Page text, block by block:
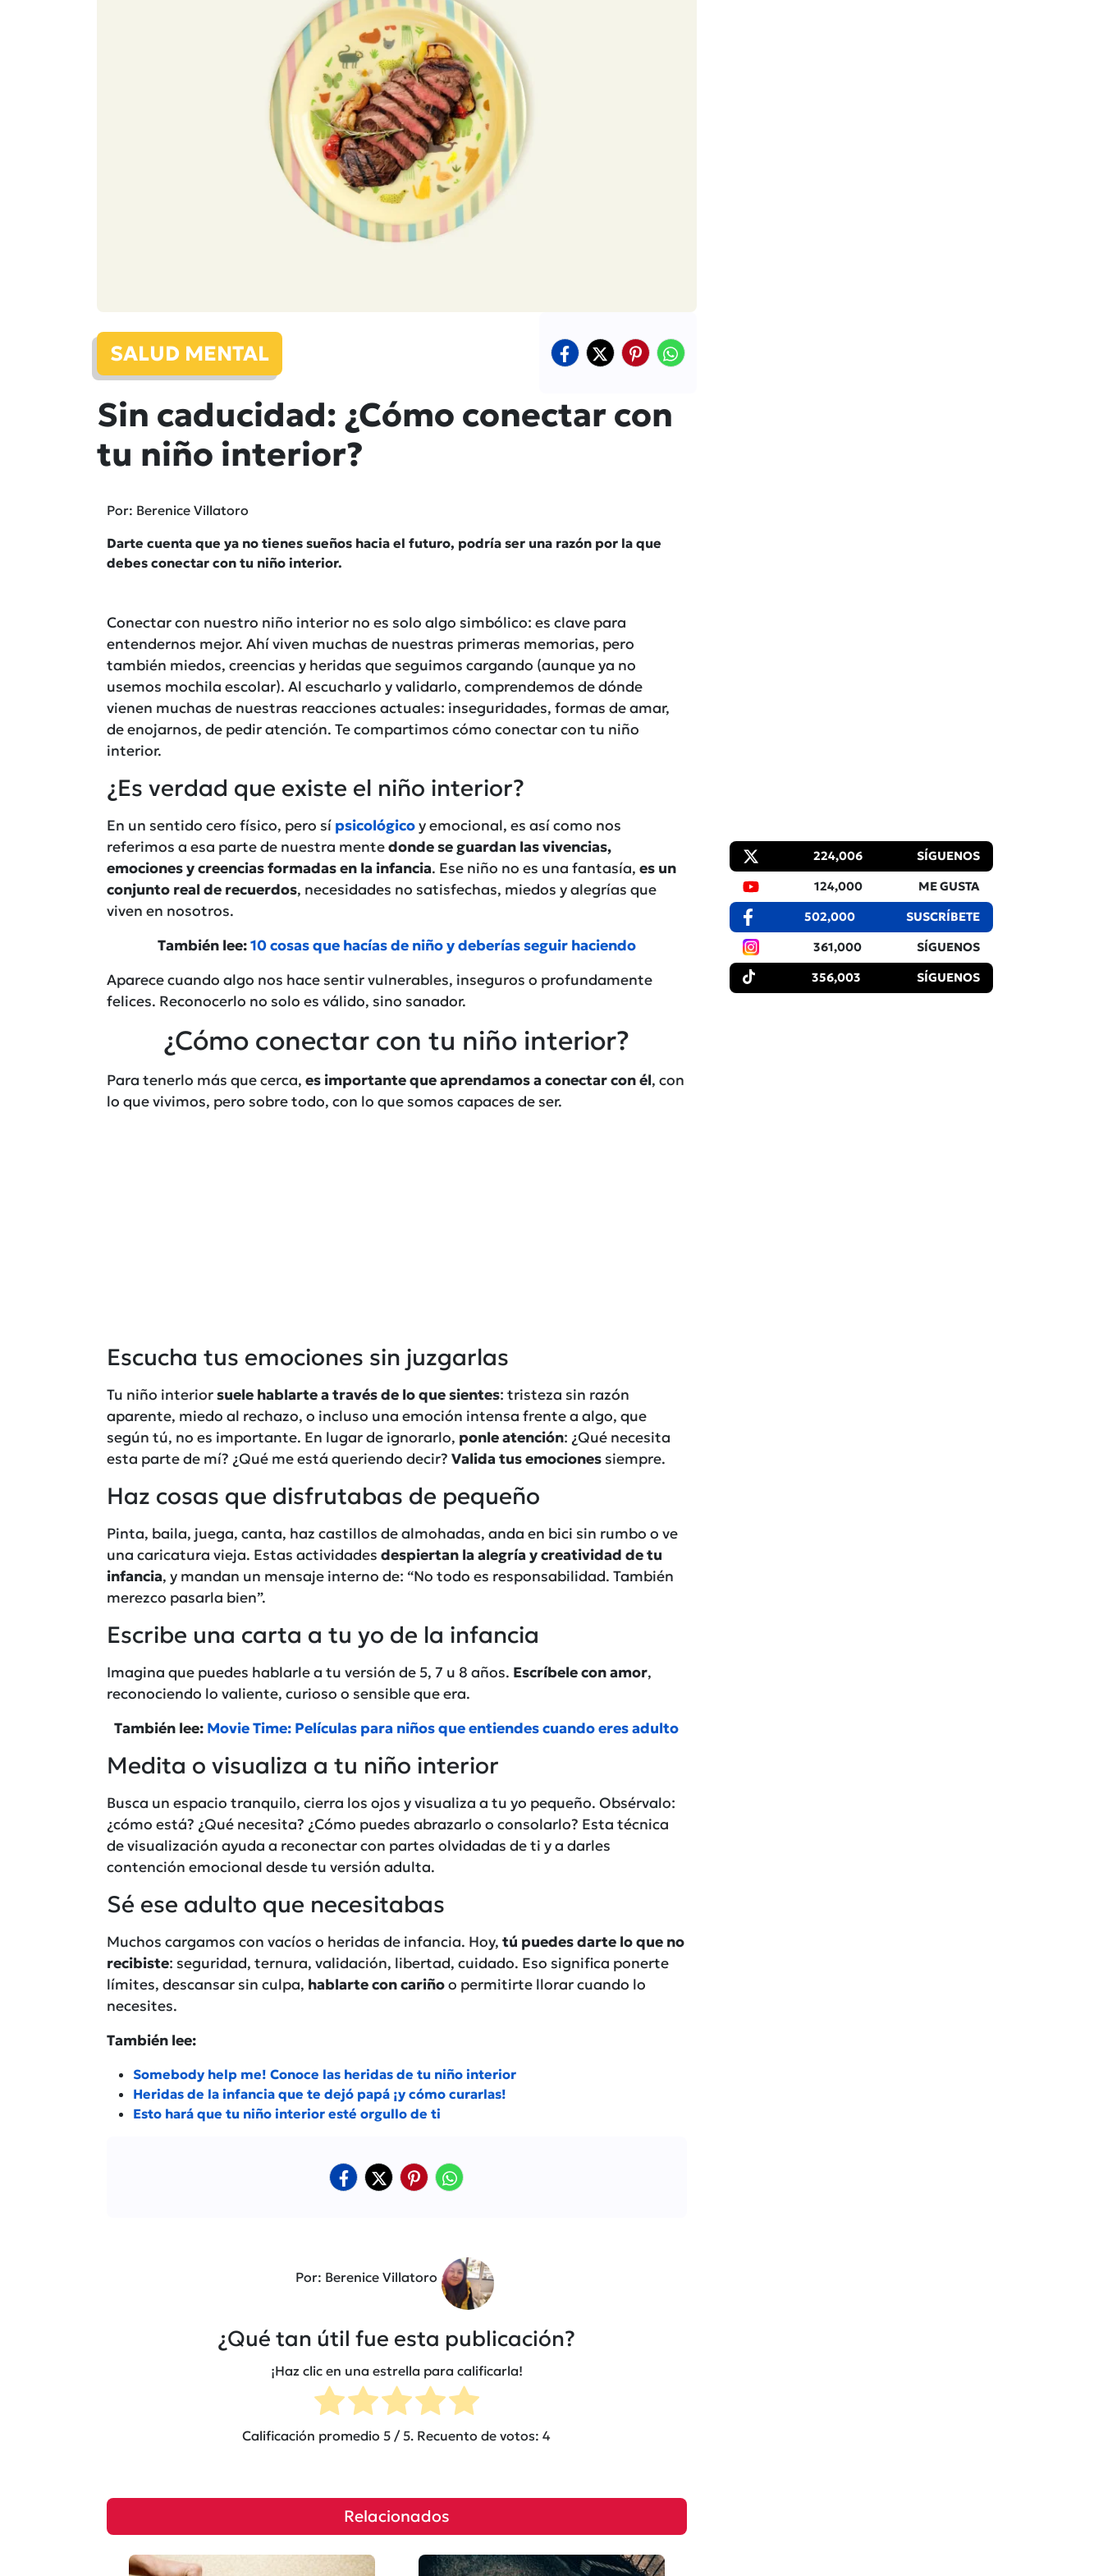
SALUD MENTAL
Sin caducidad: ¿Cómo conectar con
tu niño interior?
Por: Berenice Villatoro
Darte cuenta que ya no tienes sueños hacia el futuro, podría ser una razón por la que
debes conectar con tu niño interior.
Conectar con nuestro niño interior no es solo algo simbólico: es clave para
entendernos mejor. Ahí viven muchas de nuestras primeras memorias, pero
también miedos, creencias y heridas que seguimos cargando (aunque ya no
usemos mochila escolar). Al escucharlo y validarlo, comprendemos de dónde
vienen muchas de nuestras reacciones actuales: inseguridades, formas de amar,
de enojarnos, de pedir atención. Te compartimos cómo conectar con tu niño
interior.
¿Es verdad que existe el niño interior?
En un sentido cero físico, pero sí psicológicoy emocional, es así como nos
referimos a esa parte de nuestra mentedonde se guardan las vivencias,
emociones y creencias formadas en la infancia. Ese niño no es una fantasía, es un
conjunto real de recuerdos, necesidades no satisfechas, miedos y alegrías que
viven en nosotros.
También lee:10 cosas que hacías de niño y deberías seguir haciendo
Aparece cuando algo nos hace sentir vulnerables, inseguros o profundamente
felices. Reconocerlo no solo es válido, sino sanador.
¿Cómo conectar con tu niño interior?
Para tenerlo más que cerca, es importante que aprendamos a conectar con él, con
lo que vivimos, pero sobre todo, con lo que somos capaces de ser.
Escucha tus emociones sin juzgarlas
Tu niño interiorsuele hablarte a través de lo que sientes: tristeza sin razón
aparente, miedo al rechazo, o incluso una emoción intensa frente a algo, que
según tú, no es importante. En lugar de ignorarlo, ponle atención: ¿Qué necesita
esta parte de mí? ¿Qué me está queriendo decir? Valida tus emociones siempre.
Haz cosas que disfrutabas de pequeño
Pinta, baila, juega, canta, haz castillos de almohadas, anda en bici sin rumbo o ve
una caricatura vieja. Estas actividades despiertan la alegría y creatividad de tu
infancia, y mandan un mensaje interno de: “No todo es responsabilidad. También
merezco pasarla bien”.
Escribe una carta a tu yo de la infancia
Imagina que puedes hablarle a tu versión de 5, 7 u 8 años. Escríbele con amor,
reconociendo lo valiente, curioso o sensible que era.
También lee: Movie Time: Películas para niños que entiendes cuando eres adulto
Medita o visualiza a tu niño interior
Busca un espacio tranquilo, cierra los ojos y visualiza a tu yo pequeño. Obsérvalo:
¿cómo está? ¿Qué necesita? ¿Cómo puedes abrazarlo o consolarlo? Esta técnica
de visualización ayuda a reconectar con partes olvidadas de ti y a darles
contención emocional desde tu versión adulta.
Sé ese adulto que necesitabas
Muchos cargamos con vacíos o heridas de infancia. Hoy, tú puedes darte lo que no
recibiste: seguridad, ternura, validación, libertad, cuidado. Eso significa ponerte
límites, descansar sin culpa, hablarte con cariñoo permitirte llorar cuando lo
necesites.
También lee:
Somebody help me! Conoce las heridas de tu niño interior
Heridas de la infancia que te dejó papá ¡y cómo curarlas!
Esto hará que tu niño interior esté orgullo de ti
Por: Berenice Villatoro
¿Qué tan útil fue esta publicación?
¡Haz clic en una estrella para calificarla!
Calificación promedio 5 / 5. Recuento de votos:4
Relacionados
224,006 SÍGUENOS
124,000 ME GUSTA
502,000 SUSCRÍBETE
361,000 SÍGUENOS
356,003 SÍGUENOS